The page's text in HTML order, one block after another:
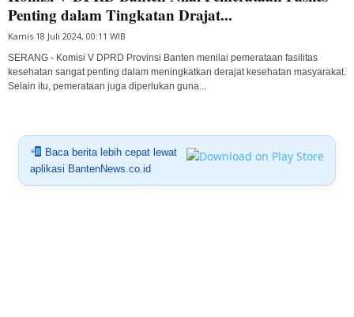
Penting dalam Tingkatan Drajat...
Kamis 18 Juli 2024, 00:11 WIB
SERANG - Komisi V DPRD Provinsi Banten menilai pemerataan fasilitas
kesehatan sangat penting dalam meningkatkan derajat kesehatan masyarakat.
Selain itu, pemerataan juga diperlukan guna...
Baca berita lebih cepat lewat
aplikasi BantenNews.co.id